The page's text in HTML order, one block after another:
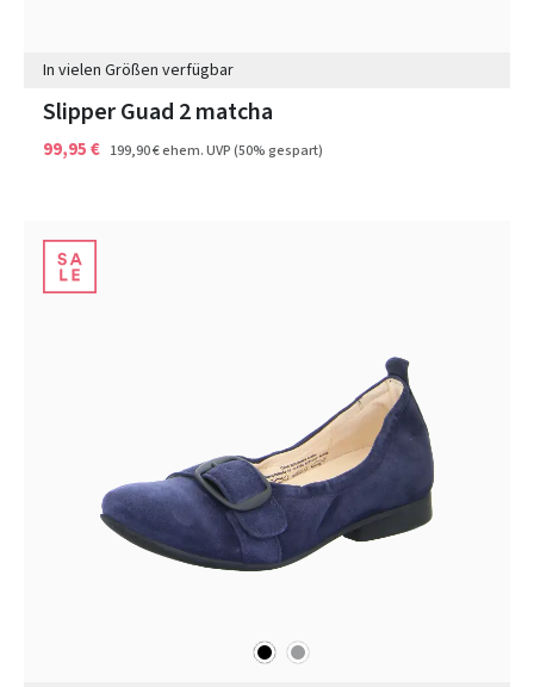
In vielen Größen verfügbar
Slipper Guad 2 matcha
99,95 € 199,90 €ehem. UVP(50% gespart)
schwarz
grau